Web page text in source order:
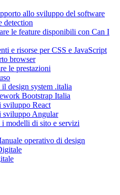
allo sviluppo del software
detection
le feature disponibili con Can I
e risorse per CSS e JavaScript
browser
le prestazioni
design system .italia
Bootstrap Italia
React
sviluppo Angular
modelli di sito e servizi
operativo di design